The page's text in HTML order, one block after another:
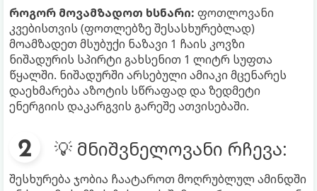
როგორ მოვამზადოთ ხსნარი: ფოთლოვანი
კვებისთვის (ფოთლებზე შესასხურებლად)
მოამზადეთ მსუბუქი ნაზავი 1 ჩაის კოვზი
ნიშადურის სპირტი გახსენით 1 ლიტრ სუფთა
წყალში. ნიშადურში არსებული ამიაკი მცენარეს
დაეხმარება აზოტის სწრაფად და ზედმეტი
ენერგიის დაკარგვის გარეშე ათვისებაში.
💡 მნიშვნელოვანი რჩევა:
შესხურება ჯობია ჩაატაროთ მოღრუბლულ ამინდში